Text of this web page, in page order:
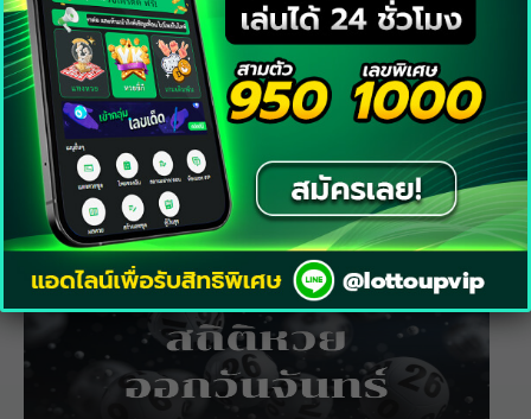
สถิติหวยลาวออกวันอังคาร เช็กผลหวย ส่อง
เลขเด็ด แนวทางหวยงวดนี้
21/05/2026 • หวย